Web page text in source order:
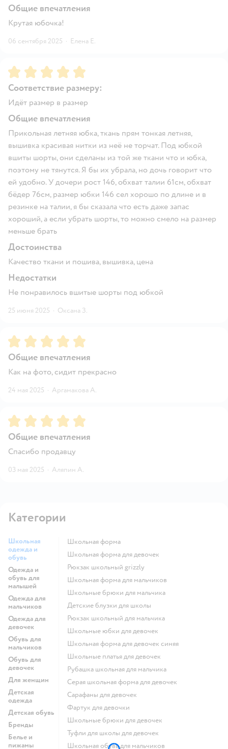
Общие впечатления
Крутая юбочка!
06 сентября 2025 · Елена Е.
Рейтинг:5
Соответствие размеру:
Идёт размер в размер
Общие впечатления
Прикольная летняя юбка, ткань прям тонкая летняя,
вышивка красивая нитки из неё не торчат. Под юбкой
вшиты шорты, они сделаны из той же ткани что и юбка,
поэтому не тянутся. Я бы их убрала, но дочь говорит что
ей удобно. У дочери рост 146, обхват талии 61см, обхват
бёдер 76см, размер юбки 146 сел хорошо по длине и в
резинке на талии, я бы сказала что есть даже запас
хороший, а если убрать шорты, то можно смело на размер
меньше брать
Достоинства
Качество ткани и пошива, вышивка, цена
Недостатки
Не понравилось вшитые шорты под юбкой
25 июня 2025 · Оксана З.
Рейтинг:5
Общие впечатления
Как на фото, сидит прекрасно
24 мая 2025 · Аргамакова А.
Рейтинг:5
Общие впечатления
Спасибо продавцу
03 мая 2025 · Аляпин А.
Категории
Школьная
одежда и
обувь
Одежда и
обувь для
малышей
Одежда для
мальчиков
Одежда для
девочек
Обувь для
мальчиков
Обувь для
девочек
Для женщин
Детская
одежда
Детская обувь
Бренды
Белье и
пижамы
Школьная форма
Школьная форма для девочек
Рюкзак школьный grizzly
Школьная форма для мальчиков
Школьные брюки для мальчика
Детские блузки для школы
Рюкзак школьный для мальчика
Школьные юбки для девочек
Школьная форма для девочек синяя
Школьные платья для девочек
Рубашка школьная для мальчика
Серая школьная форма для девочек
Сарафаны для девочек
Фартук для девочки
Школьные брюки для девочек
Туфли для школы для девочек
Школьная обувь для мальчиков